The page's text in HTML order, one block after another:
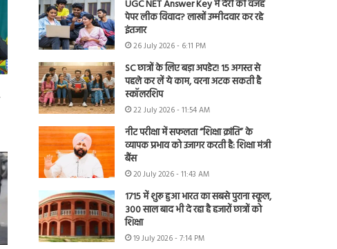
UGC NET Answer Key में देरी की वजह
पेपर लीक विवाद? लाखों उम्मीदवार कर रहे
इंतजार
26 July 2026 - 6:11 PM
SC छात्रों के लिए बड़ा अपडेट! 15 अगस्त से
पहले कर लें ये काम, वरना अटक सकती है
स्कॉलरशिप
22 July 2026 - 11:54 AM
नीट परीक्षा में सफलता “शिक्षा क्रांति” के
व्यापक प्रभाव को उजागर करती है: शिक्षा मंत्री
बैंस
20 July 2026 - 11:43 AM
1715 में शुरू हुआ भारत का सबसे पुराना स्कूल,
300 साल बाद भी दे रहा है हजारों छात्रों को
शिक्षा
19 July 2026 - 7:14 PM